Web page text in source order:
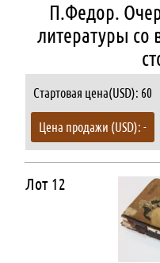
П.Федор.
литературы со
Стартовая цена(USD): 60
Цена продажи (USD): -
Лот 12